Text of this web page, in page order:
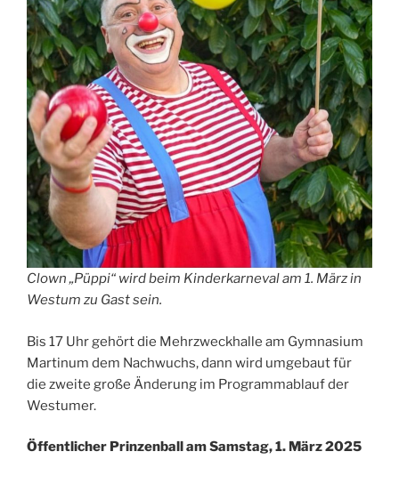
Clown „Püppi“ wird beim Kinderkarneval am 1. März in
Westum zu Gast sein.
Bis 17 Uhr gehört die Mehrzweckhalle am Gymnasium
Martinum dem Nachwuchs, dann wird umgebaut für
die zweite große Änderung im Programmablauf der
Westumer.
Öffentlicher Prinzenball am Samstag, 1. März 2025